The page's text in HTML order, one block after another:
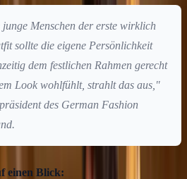
Menschen der erste wirklich
sollte die eigene Persönlichkeit
dem festlichen Rahmen gerecht
Look wohlfühlt, strahlt das aus,"
des German Fashion
einen Blick: